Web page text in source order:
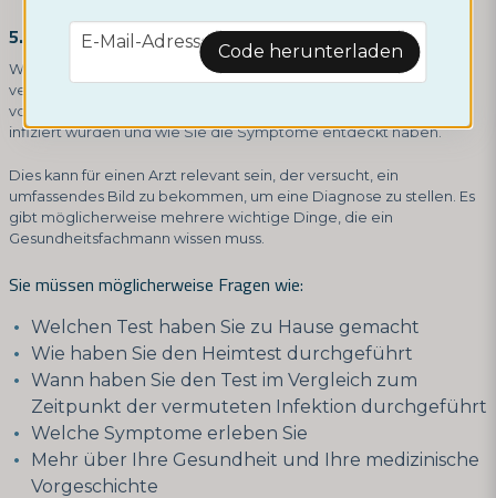
5. Bereiten Sie sich auf einen Arztbesuch vor
Wenn Sie einen Termin für ein Telefonat oder einen Arztbesuch
vereinbart haben, ist es ratsam, sich im Voraus darauf
vorzubereiten. Sammeln Sie Informationen darüber, wie Sie
infiziert wurden und wie Sie die Symptome entdeckt haben.
Dies kann für einen Arzt relevant sein, der versucht, ein
umfassendes Bild zu bekommen, um eine Diagnose zu stellen. Es
gibt möglicherweise mehrere wichtige Dinge, die ein
Gesundheitsfachmann wissen muss.
Sie müssen möglicherweise Fragen wie:
Welchen Test haben Sie zu Hause gemacht
Wie haben Sie den Heimtest durchgeführt
Wann haben Sie den Test im Vergleich zum
Zeitpunkt der vermuteten Infektion durchgeführt
Welche Symptome erleben Sie
Mehr über Ihre Gesundheit und Ihre medizinische
Vorgeschichte
email
E-Mail-Adresse Code herunterladen